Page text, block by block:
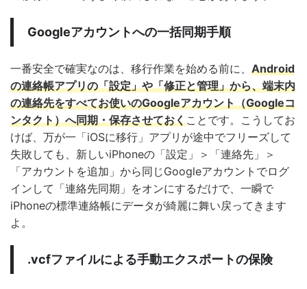
Googleアカウントへの一括同期手順
一番安全で確実なのは、移行作業を始める前に、 Android
の連絡帳アプリの「設定」や「修正と管理」から、端末内
の連絡先をすべてお使いのGoogleアカウント（Googleコ
ンタクト）へ同期・保存させておくことです。こうしてお
けば、万が一「iOSに移行」アプリが途中でフリーズして
失敗しても、新しいiPhoneの「設定」＞「連絡先」＞
「アカウントを追加」から同じGoogleアカウントでログ
インして「連絡先同期」をオンにするだけで、一瞬で
iPhoneの標準連絡帳にデータが綺麗に舞い戻ってきます
よ。
.vcfファイルによる手動エクスポートの保険